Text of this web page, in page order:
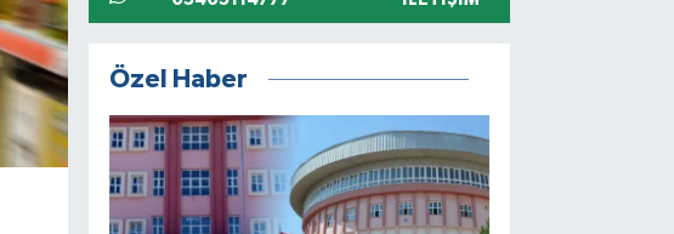
Özel Haber